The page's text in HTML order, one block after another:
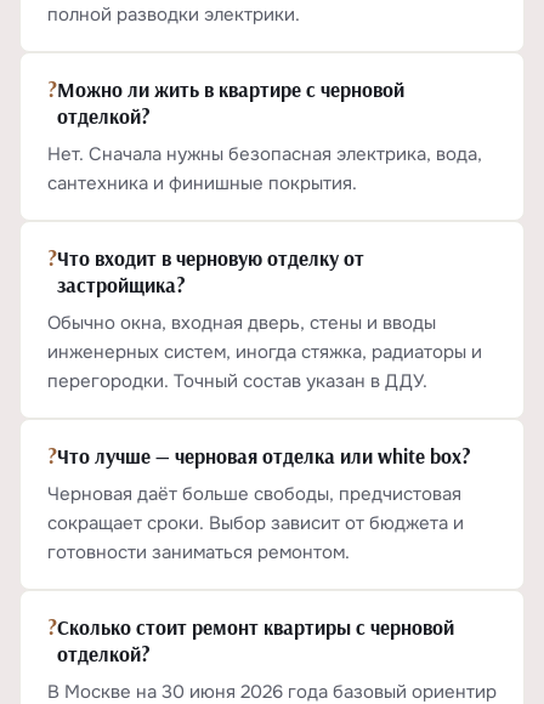
полной разводки электрики.
?Можно ли жить в квартире с черновой
отделкой?
Нет. Сначала нужны безопасная электрика, вода,
сантехника и финишные покрытия.
?Что входит в черновую отделку от
застройщика?
Обычно окна, входная дверь, стены и вводы
инженерных систем, иногда стяжка, радиаторы и
перегородки. Точный состав указан в ДДУ.
?Что лучше — черновая отделка или white box?
Черновая даёт больше свободы, предчистовая
сокращает сроки. Выбор зависит от бюджета и
готовности заниматься ремонтом.
?Сколько стоит ремонт квартиры с черновой
отделкой?
В Москве на 30 июня 2026 года базовый ориентир